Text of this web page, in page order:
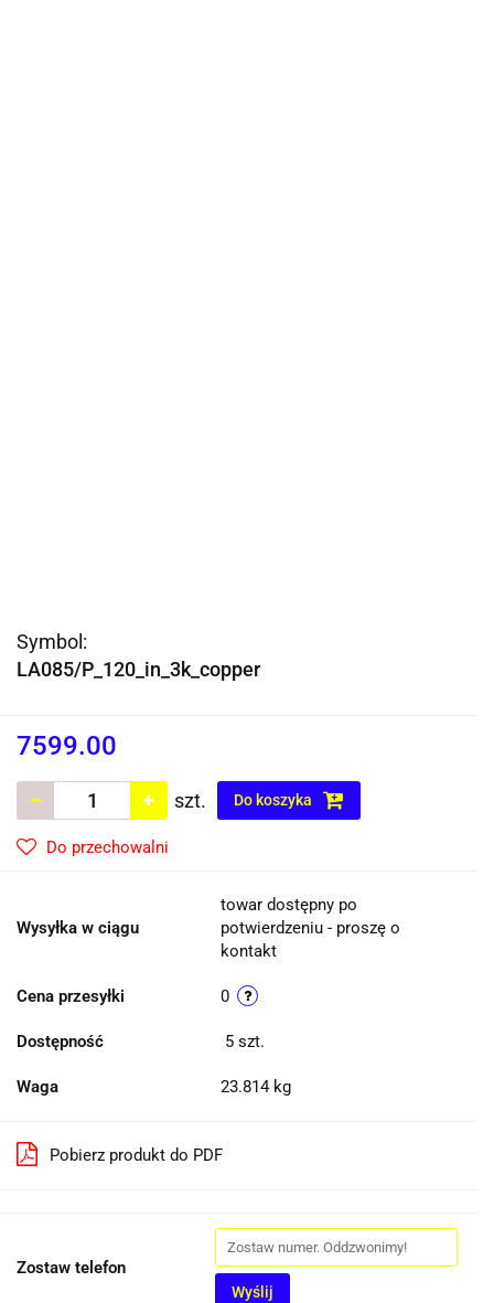
Symbol:
LA085/P_120_in_3k_copper
7599.00
szt. Do koszyka
Do przechowalni
Wysyłka w ciągu
towar dostępny po
potwierdzeniu - proszę o
kontakt
Cena przesyłki 0
Dostępność 5 szt.
Waga 23.814 kg
Pobierz produkt do PDF
Zostaw telefon
Wyślij